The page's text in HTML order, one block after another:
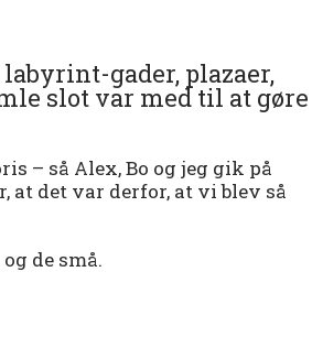
gader, plazaer,
slot var med til at gøre
– så Alex, Bo og jeg gik på
at det var derfor, at vi blev så
de små.